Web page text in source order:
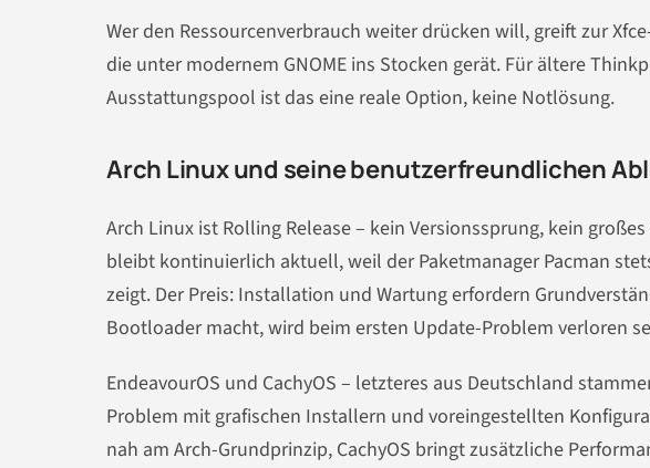
Wer den Ressourcenverbrauch weiter drücken will, greift zur
die unter modernem GNOME ins Stocken gerät. Für ältere
Ausstattungspool ist das eine reale Option, keine Notlösung.
Arch Linux und seine benutzerfreundlichen
Arch Linux ist Rolling Release – kein Versionssprung, kein
bleibt kontinuierlich aktuell, weil der Paketmanager Pacman
zeigt. Der Preis: Installation und Wartung erfordern
Bootloader macht, wird beim ersten Update-Problem verloren
EndeavourOS und CachyOS – letzteres aus Deutschland
Problem mit grafischen Installern und voreingestellten
nah am Arch-Grundprinzip, CachyOS bringt zusätzliche